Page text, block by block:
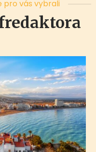
pro vás vybrali